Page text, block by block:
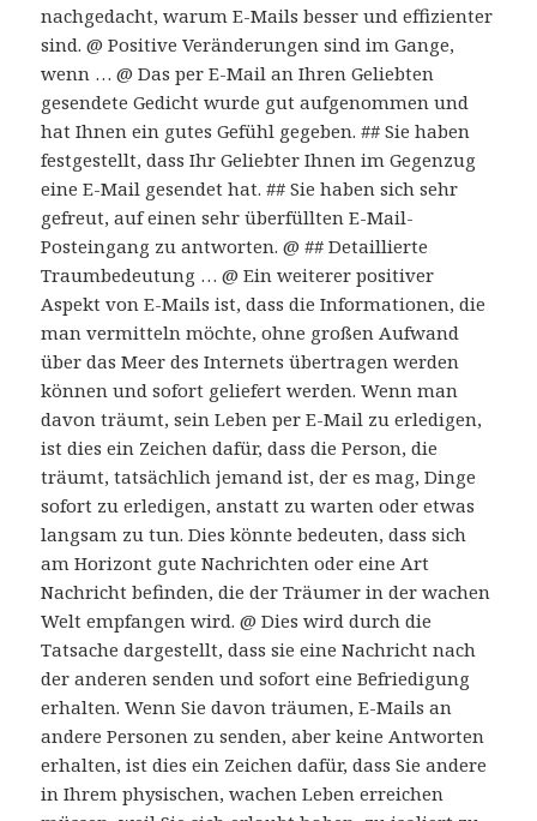
nachgedacht, warum E-Mails besser und effizienter
sind. @ Positive Veränderungen sind im Gange,
wenn … @ Das per E-Mail an Ihren Geliebten
gesendete Gedicht wurde gut aufgenommen und
hat Ihnen ein gutes Gefühl gegeben. ## Sie haben
festgestellt, dass Ihr Geliebter Ihnen im Gegenzug
eine E-Mail gesendet hat. ## Sie haben sich sehr
gefreut, auf einen sehr überfüllten E-Mail-
Posteingang zu antworten. @ ## Detaillierte
Traumbedeutung … @ Ein weiterer positiver
Aspekt von E-Mails ist, dass die Informationen, die
man vermitteln möchte, ohne großen Aufwand
über das Meer des Internets übertragen werden
können und sofort geliefert werden. Wenn man
davon träumt, sein Leben per E-Mail zu erledigen,
ist dies ein Zeichen dafür, dass die Person, die
träumt, tatsächlich jemand ist, der es mag, Dinge
sofort zu erledigen, anstatt zu warten oder etwas
langsam zu tun. Dies könnte bedeuten, dass sich
am Horizont gute Nachrichten oder eine Art
Nachricht befinden, die der Träumer in der wachen
Welt empfangen wird. @ Dies wird durch die
Tatsache dargestellt, dass sie eine Nachricht nach
der anderen senden und sofort eine Befriedigung
erhalten. Wenn Sie davon träumen, E-Mails an
andere Personen zu senden, aber keine Antworten
erhalten, ist dies ein Zeichen dafür, dass Sie andere
in Ihrem physischen, wachen Leben erreichen